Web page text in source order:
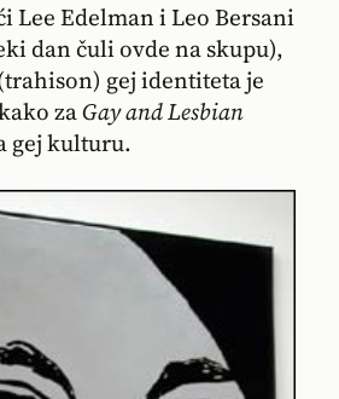
Lee Edelman i Leo Bersani
dan čuli ovde na skupu),
gej identiteta je
zaGay and Lesbian
gej kulturu.